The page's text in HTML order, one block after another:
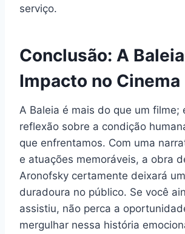
serviço.
Conclusão: A
Impacto no Cinema
A Baleia é mais do que um filme;
reflexão sobre a condição
que enfrentamos. Com uma
e atuações memoráveis, a obra
Aronofsky certamente deixará
duradoura no público. Se você
assistiu, não perca a
mergulhar nessa história